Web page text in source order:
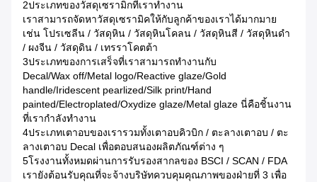
2ประเภทของวัสดุเซรามิกที่เราทํางาน
เราสามารถจัดหาวัสดุเซรามิคให้กับลูกค้าของเราได้มากมาย
เช่น โปรเซลีน / วัสดุหิน / วัสดุหินโคลน / วัสดุหินสี / วัสดุหินดํา
/ ผงจีน / วัสดุดิน / เทรราโคตต้า
3ประเภทของการเสร็จที่เราสามารถทํางานกับ
Decal/Wax off/Metal logo/Reactive glaze/Gold
handle/Iridescent pearlized/Silk print/Hand
painted/Electroplated/Oxydize glaze/Metal glaze นี่คือชิ้นงาน
ที่เรากําลังทํางาน
4ประเภทเตาอบของเรารวมทั้งเตาอบคิวบิก / ตะลางเตาอบ / ตะ
ลางเตาอบ Decal เพื่อตอบสนองผลิตภัณฑ์ต่าง ๆ
5โรงงานทั้งหมดผ่านการรับรองสากลของ BSCI / SCAN / FDA
เรายังต้อนรับคุณที่จะจ้างบริษัทควบคุมคุณภาพของฝ่ายที่ 3 เพื่อ